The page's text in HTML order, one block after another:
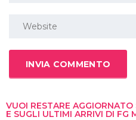
VUOI RESTARE
E SUGLI ULTIMI ARRIVI DI FG